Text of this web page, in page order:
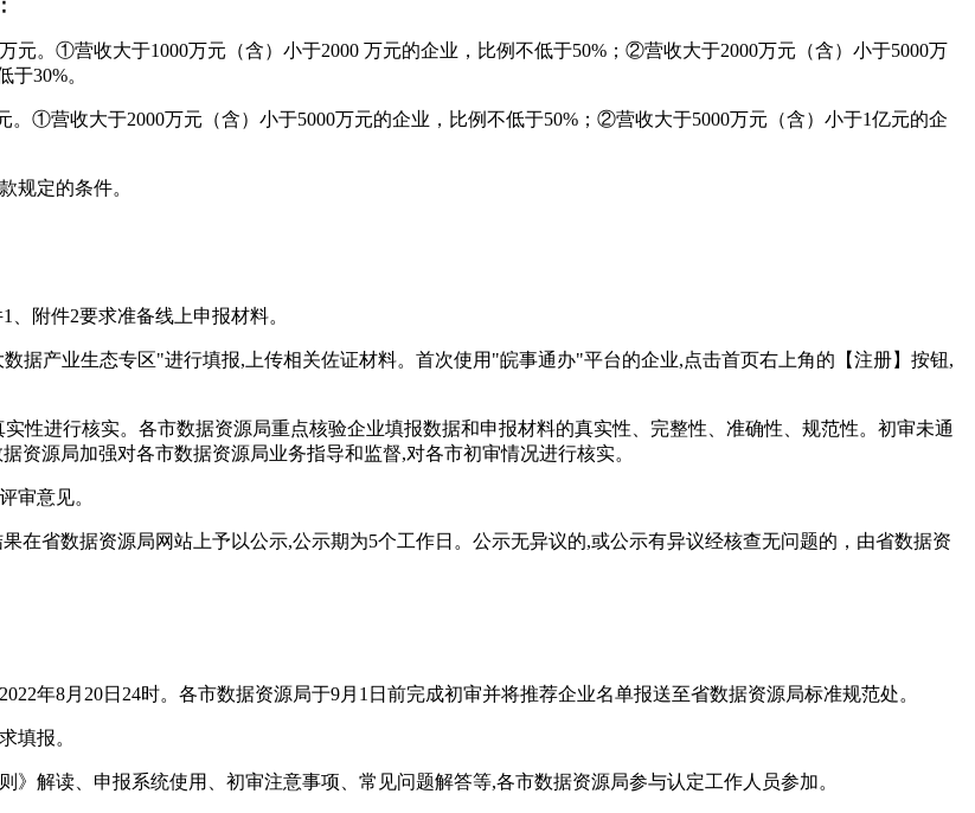
元。①营收大于1000万元（含）小于2000 万元的企业，比例不低于50%；②营收大于2000万元（含）小于5000万
30%。
①营收大于2000万元（含）小于5000万元的企业，比例不低于50%；②营收大于5000万元（含）小于1亿元的企
规定的条件。
附件2要求准备线上申报材料。
据产业生态专区"进行填报,上传相关佐证材料。首次使用"皖事通办"平台的企业,点击首页右上角的【注册】按钮,
性进行核实。各市数据资源局重点核验企业填报数据和申报材料的真实性、完整性、准确性、规范性。初审未通
源局加强对各市数据资源局业务指导和监督,对各市初审情况进行核实。
审意见。
在省数据资源局网站上予以公示,公示期为5个工作日。公示无异议的,或公示有异议经核查无问题的，由省数据资
年8月20日24时。各市数据资源局于9月1日前完成初审并将推荐企业名单报送至省数据资源局标准规范处。
填报。
解读、申报系统使用、初审注意事项、常见问题解答等,各市数据资源局参与认定工作人员参加。